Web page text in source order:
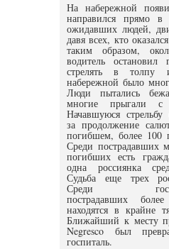
На набережной
направился прямо
ожидавших людей,
давя всех, кто
таким образом,
водитель остановил
стрелять в толпу
набережной было
Люди пытались
многие прыгали
Начавшуюся
за продолжение
погибшем, более 100
Среди пострадавших
погибших есть
одна россиянка
Судьба еще трех
Среди
пострадавших
находятся в крайне
Ближайший к месту
Negresco был
госпиталь.